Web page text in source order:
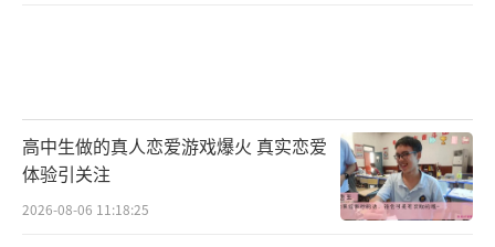
高中生做的真人恋爱游戏爆火 真实恋爱
体验引关注
2026-08-06 11:18:25